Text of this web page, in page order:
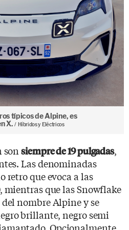
típicos de Alpine, es
X.
Híbridos y Eléctricos
sonsiempre de 19 pulgadas
Las denominadas
que las Snowflake
nombre Alpine y se
brillante, negro semi
Opcionalmente
las ruedas puede ser